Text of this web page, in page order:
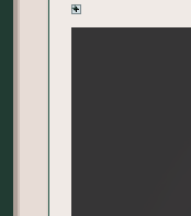
+